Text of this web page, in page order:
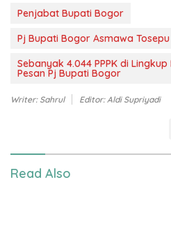
Penjabat Bupati Bogor
Pj Bupati Bogor Asmawa Tosepu
Sebanyak 4.044 PPPK di
Pesan Pj Bupati Bogor
Writer: Sahrul Editor: Aldi Supriyadi
Read Also